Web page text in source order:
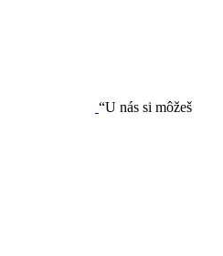
“U nás si môžeš